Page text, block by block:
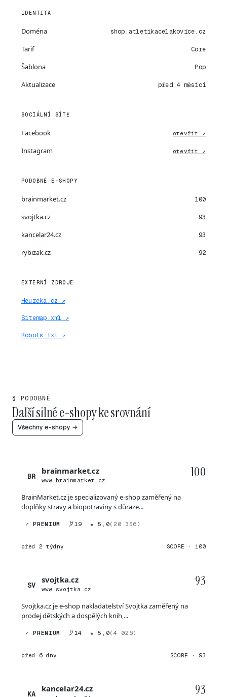
IDENTITA
Doména shop.atletikacelakovice.cz
Tarif Core
Šablona Pop
Aktualizace před 4 měsíci
SOCIÁLNÍ SÍTĚ
Facebook otevřít ↗
Instagram otevřít ↗
PODOBNÉ E-SHOPY
brainmarket.cz 100
svojtka.cz 93
kancelar24.cz 93
rybizak.cz 92
EXTERNÍ ZDROJE
Heureka.cz ↗
Sitemap.xml ↗
Robots.txt ↗
§ PODOBNÉ
Další silné e-shopy ke srovnání
Všechny e-shopy →
BR
brainmarket.cz
www.brainmarket.cz
100
BrainMarket.cz je specializovaný e-shop zaměřený na
doplňky stravy a biopotraviny s důraze...
✓ PREMIUM 19 ★ 5,0(20 356)
před 2 týdny SCORE · 100
SV
svojtka.cz
www.svojtka.cz
93
Svojtka.cz je e-shop nakladatelství Svojtka zaměřený na
prodej dětských a dospělých knih,...
✓ PREMIUM 14 ★ 5,0(4 026)
před 6 dny SCORE · 93
KA
kancelar24.cz 93